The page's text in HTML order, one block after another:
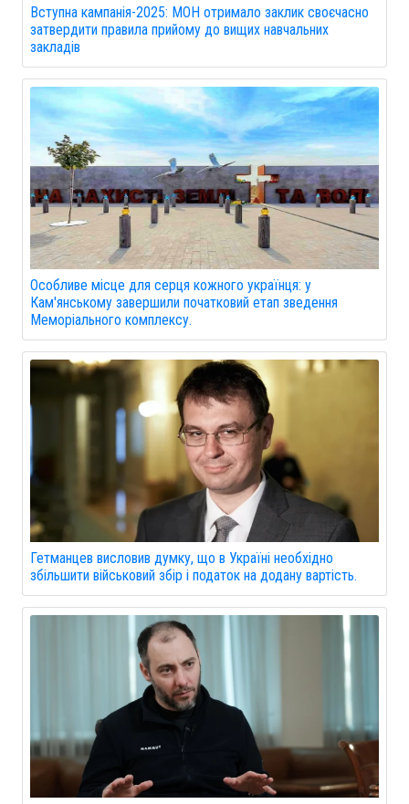
Вступна кампанія-2025: МОН отримало заклик своєчасно
затвердити правила прийому до вищих навчальних
закладів
Особливе місце для серця кожного українця: у
Кам'янському завершили початковий етап зведення
Меморіального комплексу.
Гетманцев висловив думку, що в Україні необхідно
збільшити військовий збір і податок на додану вартість.